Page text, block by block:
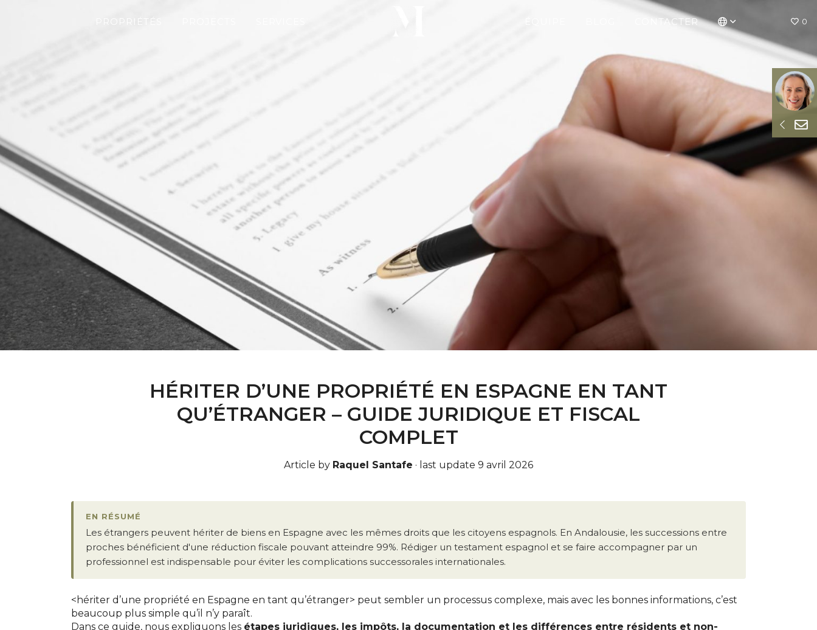
0
CONTACTER
HÉRITER D’UNE PROPRIÉTÉ EN ESPAGNE EN TANT
QU’ÉTRANGER – GUIDE JURIDIQUE ET FISCAL
COMPLET
Article by Raquel Santafe · last update 9 avril 2026
EN RÉSUMÉ
Les étrangers peuvent hériter de biens en Espagne avec les mêmes droits que les citoyens espagnols. En Andalousie, les successions entre
proches bénéficient d'une réduction fiscale pouvant atteindre 99%. Rédiger un testament espagnol et se faire accompagner par un
professionnel est indispensable pour éviter les complications successorales internationales.
<hériter d’une propriété en Espagne en tant qu’étranger> peut sembler un processus complexe, mais avec les bonnes informations, c’est
beaucoup plus simple qu’il n’y paraît.
Dans ce guide, nous expliquons les étapes juridiques, les impôts, la documentation et les différences entre résidents et non-